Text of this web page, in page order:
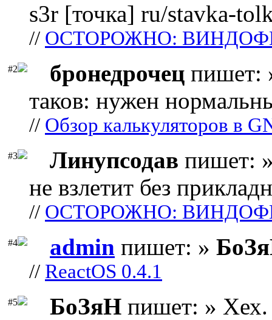
s3r [точка] ru/stavka-
// ОСТОРОЖНО:
#2 бронедрочец пишет:
таков: нужен
// Обзор калькуляторов в
#3 Линупсодав пишет:
не взлетит без
// ОСТОРОЖНО:
#4 admin пишет: »
// ReactOS 0.4.1
#5 БоЗяН пишет: » Хех.